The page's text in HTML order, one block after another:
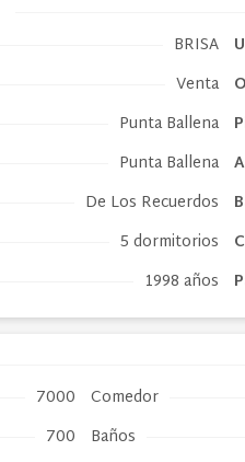
BRISA
Venta
Punta Ballena
Punta Ballena
De Los Recuerdos
5 dormitorios
1998 años
7000
700
Comedor
Baños